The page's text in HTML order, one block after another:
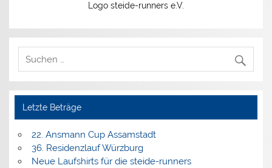
Logo steide-runners e.V.
Letzte Beträge
22. Ansmann Cup Assamstadt
36. Residenzlauf Würzburg
Neue Laufshirts für die steide-runners